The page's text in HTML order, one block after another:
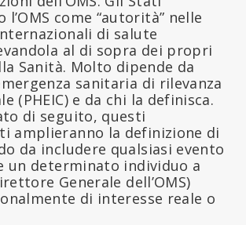
l’OMS come “autorità” nelle
di salute
al di sopra dei propri
Sanità. Molto dipende da
sanitaria di rilevanza
(PHEIC) e da chi la definisca.
di seguito, questi
amplieranno la definizione di
da includere qualsiasi evento
un determinato individuo a
Generale dell’OMS)
di interesse reale o